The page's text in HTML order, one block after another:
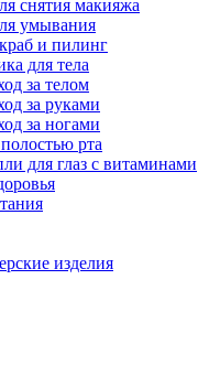
снятия макияжа
умывания
и пилинг
для тела
за телом
за руками
за ногами
рта
для глаз с витаминами
изделия